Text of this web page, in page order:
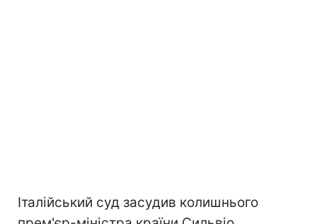
Італійський суд засудив колишнього